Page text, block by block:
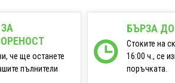
че ще останете
пълнители
БЪРЗА
Стоките на
16:00 ч., се
поръчката.